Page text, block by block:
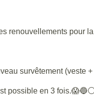
renouvellements pour
survêtement (veste
possible en 3